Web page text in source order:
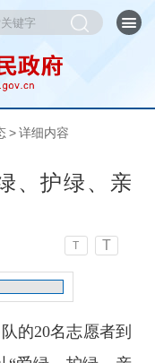
> 详细内容
、护绿、亲
T T
的20名志愿者到